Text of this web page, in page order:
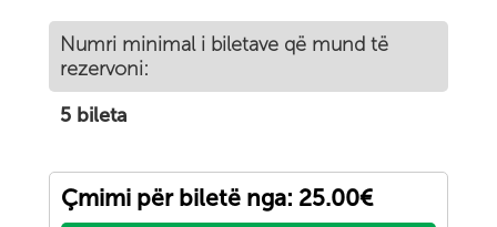
Numri minimal i biletave që mund të
rezervoni:
5 bileta
Çmimi për biletë nga: 25.00€